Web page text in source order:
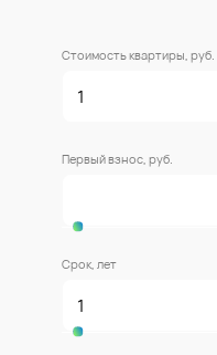
Стоимость квартиры, руб.
Первый взнос, руб.
Срок, лет